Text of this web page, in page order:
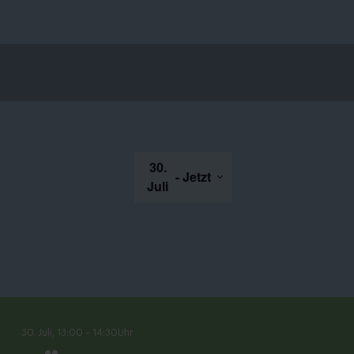
30.
Juli
- Jetzt
30. Juli, 13:00 – 14:30 Uhr